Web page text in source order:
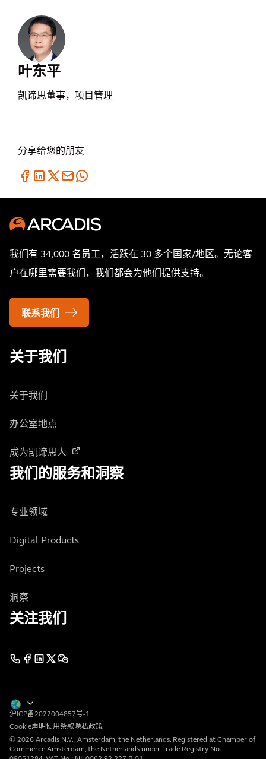
叶东平
凯谛思董事，项目管理
分享给您的朋友
我们有 34,000 名员工，活跃在 30 多个国家/地区。无论客
户在哪里需要我们，我们都会为他们提供支持。
联系我们
关于我们
关于我们
办公室地点
成为凯谛思人
我们的服务和洞察
专业领域
Digital Products
Projects
洞察
关注我们
© 2026 Arcadis N.V., Amsterdam, the Netherlands. Registered at Chamber of
Commerce Amsterdam, the Netherlands under Trade Registry No.
沪ICP备2022004857号-1
Cookie声明使用条款隐私政策